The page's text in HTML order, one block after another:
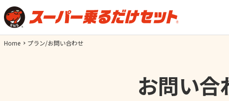
Home プラン/お問い合わせ
お問い合